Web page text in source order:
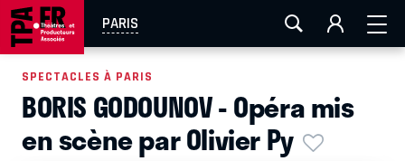
PARIS
AIX-MARSEILLE LA ROCHELLE
EN TOURNÉE
SPECTACLES À PARIS
BORIS GODOUNOV - Opéra mis
en scène par Olivier Py